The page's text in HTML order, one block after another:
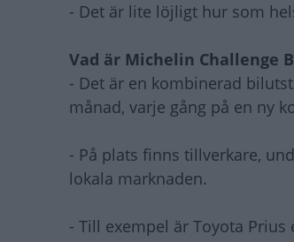
- Det är lite löjligt hur som
Vad är Michelin Challenge
- Det är en kombinerad
månad, varje gång på en ny
- På plats finns tillverkare,
lokala marknaden.
- Till exempel är Toyota